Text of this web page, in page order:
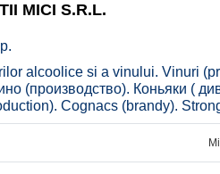
MICI S.R.L.
alcoolice si a vinului. Vinuri
(производство). Коньяки (
Cognacs (brandy).